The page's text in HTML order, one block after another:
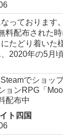
っております
料配布された
たどり着いた
2020年の5月
Steamでショッ
ョンRPG「
配布中
ト四国